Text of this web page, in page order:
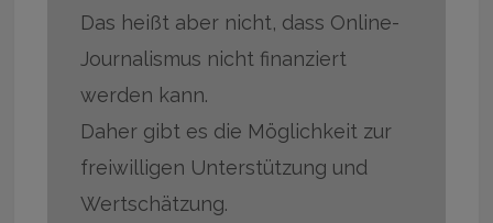
Das heißt aber nicht, dass Online-
Journalismus nicht finanziert
werden kann.
Daher gibt es die Möglichkeit zur
freiwilligen Unterstützung und
Wertschätzung.